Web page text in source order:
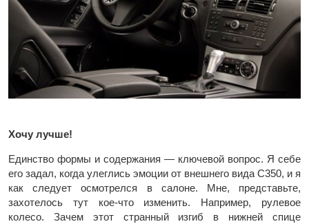
Хочу лучше!
Единство формы и содержания — ключевой вопрос. Я себе
его задал, когда улеглись эмоции от внешнего вида С350, и я
как следует осмотрелся в салоне. Мне, представьте,
захотелось тут кое-что изменить. Например, рулевое
колесо. Зачем этот странный изгиб в нижней спице